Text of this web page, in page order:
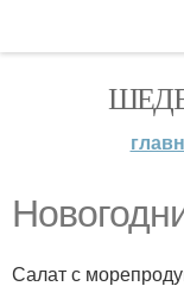
Салат с